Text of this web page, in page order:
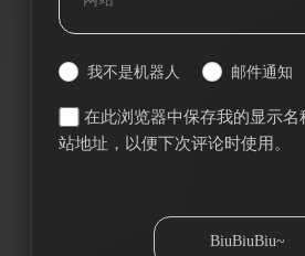
我不是机器人 邮件通知
在此浏览器中保存我的显示名
站地址，以便下次评论时使用。